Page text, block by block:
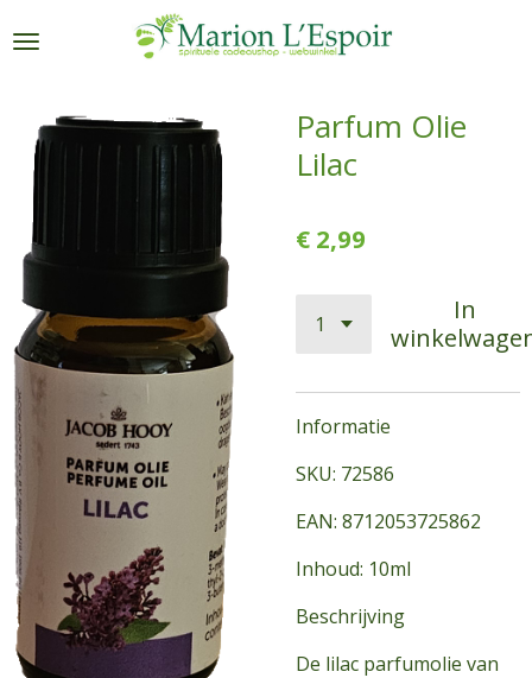
direct
hoofdinhoud
Parfum Olie
Lilac
€ 2,99
In
Informatie
SKU: 72586
EAN: 8712053725862
Inhoud: 10ml
Beschrijving
De lilac parfumolie van